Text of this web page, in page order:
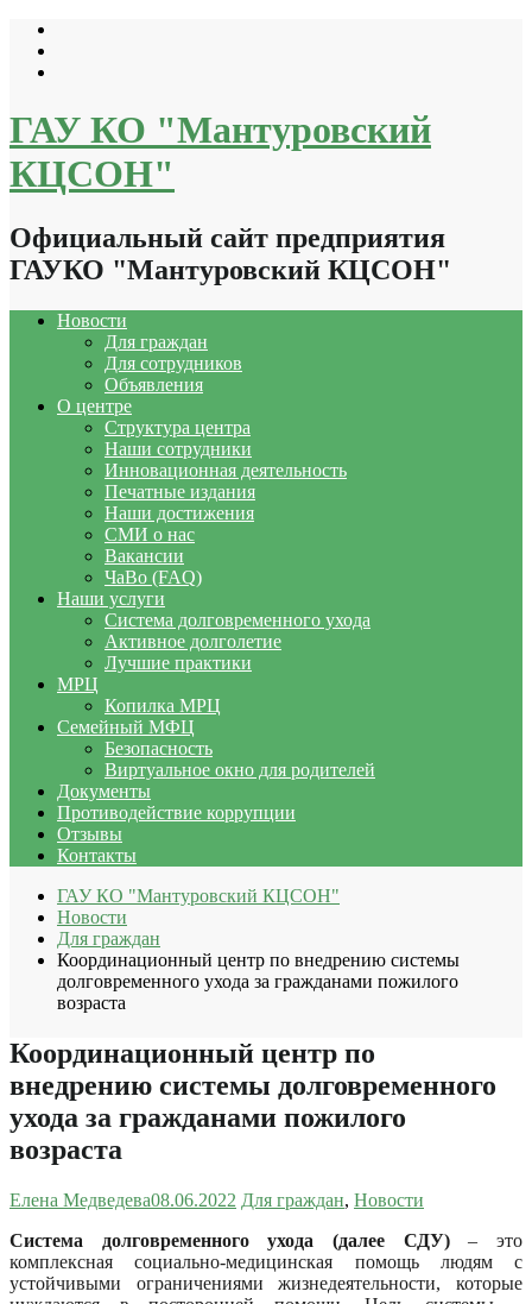
Перейти
содержимому
ГАУ КО "Мантуровский
КЦСОН"
Официальный сайт предприятия
ГАУКО "Мантуровский КЦСОН"
Новости
Для граждан
Для сотрудников
Объявления
О центре
Структура центра
Наши сотрудники
Инновационная деятельность
Печатные издания
Наши достижения
СМИ о нас
Вакансии
ЧаВо (FAQ)
Наши услуги
Система долговременного ухода
Активное долголетие
Лучшие практики
МРЦ
Копилка МРЦ
Семейный МФЦ
Безопасность
Виртуальное окно для родителей
Документы
Противодействие коррупции
Отзывы
Контакты
ГАУ КО "Мантуровский КЦСОН"
Новости
Для граждан
Координационный центр по внедрению системы
долговременного ухода за гражданами пожилого
возраста
Координационный центр по
внедрению системы долговременного
ухода за гражданами пожилого
возраста
Елена Медведева08.06.2022 Для граждан, Новости
Система долговременного ухода (далее СДУ)– это
комплексная социально-медицинская помощь людям с
устойчивыми ограничениями жизнедеятельности, которые